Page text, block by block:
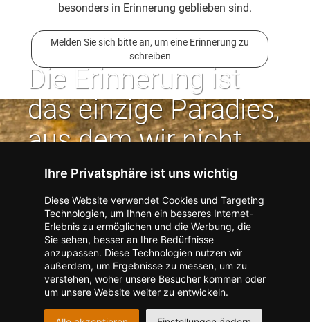
Ihre Privatsphäre ist uns wichtig
Diese Website verwendet Cookies und Targeting
Technologien, um Ihnen ein besseres Internet-
Erlebnis zu ermöglichen und die Werbung, die
Sie sehen, besser an Ihre Bedürfnisse
anzupassen. Diese Technologien nutzen wir
außerdem, um Ergebnisse zu messen, um zu
verstehen, woher unsere Besucher kommen oder
um unsere Website weiter zu entwickeln.
besonders in Erinnerung geblieben sind.
Melden Sie sich bitte an, um eine Erinnerung zu
schreiben
Die Erinnerung ist
das einzige Paradies,
aus dem wir nicht
vertrieben werden
können. | Jean Paul
Kontakt zum Verlag aufnehmen Missbrauch melden
Impressum Datenschutz
Barrierefreiheit
Barriere melden
m
A
c
Accessibility-Modus aktivieren
I
m
K
Kontrastmodus aktivieren
Hilfe
eigenes Gedenkportal erstellen